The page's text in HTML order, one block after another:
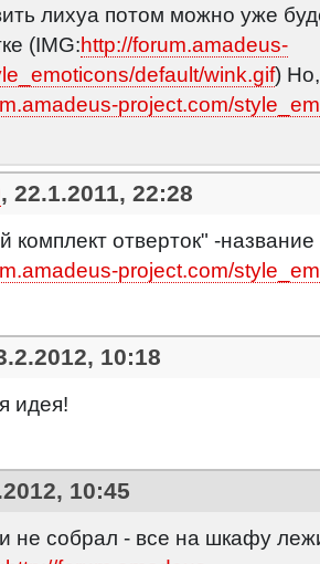
лихуа потом можно уже
(IMG:http://forum.amadeus-
default/wink.gif)
project.com/
, 22.1.2011, 22:28
комплект отверток" -
project.com/
10:18
идея!
10:45
не собрал - все на шкафу